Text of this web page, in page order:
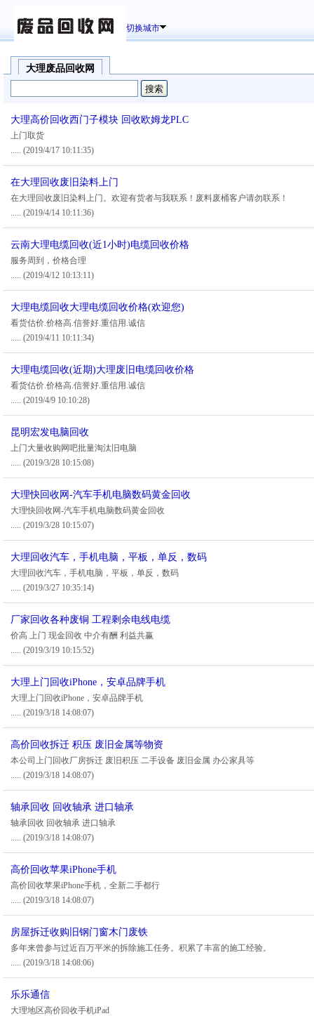
切换城市
大理废品回收网
大理高价回收西门子模块 回收欧姆龙PLC
上门取货
..... (2019/4/17 10:11:35)
在大理回收废旧染料上门
在大理回收废旧染料上门。欢迎有货者与我联系！废料废桶客户请勿联系！
..... (2019/4/14 10:11:36)
云南大理电缆回收(近1小时)电缆回收价格
服务周到，价格合理
..... (2019/4/12 10:13:11)
大理电缆回收大理电缆回收价格(欢迎您)
看货估价.价格高.信誉好.重信用.诚信
..... (2019/4/11 10:11:34)
大理电缆回收(近期)大理废旧电缆回收价格
看货估价.价格高.信誉好.重信用.诚信
..... (2019/4/9 10:10:28)
昆明宏发电脑回收
上门大量收购网吧批量淘汰旧电脑
..... (2019/3/28 10:15:08)
大理快回收网-汽车手机电脑数码黄金回收
大理快回收网-汽车手机电脑数码黄金回收
..... (2019/3/28 10:15:07)
大理回收汽车，手机电脑，平板，单反，数码
大理回收汽车，手机电脑，平板，单反，数码
..... (2019/3/27 10:35:14)
厂家回收各种废铜 工程剩余电线电缆
价高 上门 现金回收 中介有酬 利益共赢
..... (2019/3/19 10:15:52)
大理上门回收iPhone，安卓品牌手机
大理上门回收iPhone，安卓品牌手机
..... (2019/3/18 14:08:07)
高价回收拆迁 积压 废旧金属等物资
本公司上门回收厂房拆迁 废旧积压 二手设备 废旧金属 办公家具等
..... (2019/3/18 14:08:07)
轴承回收 回收轴承 进口轴承
轴承回收 回收轴承 进口轴承
..... (2019/3/18 14:08:07)
高价回收苹果iPhone手机
高价回收苹果iPhone手机，全新二手都行
..... (2019/3/18 14:08:07)
房屋拆迁收购旧钢门窗木门废铁
多年来曾参与过近百万平米的拆除施工任务。积累了丰富的施工经验。
..... (2019/3/18 14:08:06)
乐乐通信
大理地区高价回收手机iPad